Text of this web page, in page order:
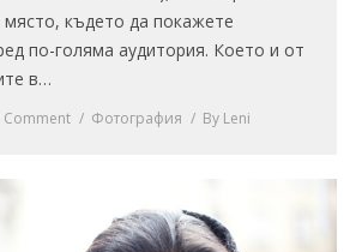
място, където да покажете
по-голяма аудитория. Което и от
в…
Comment Фотография By Leni